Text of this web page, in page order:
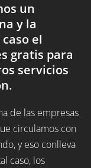
un
y la
el
gratis para
servicios
de las empresas
circulamos con
y eso conlleva
caso, los